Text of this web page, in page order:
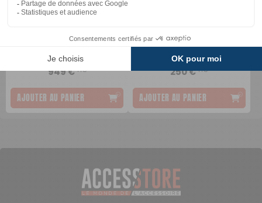
Auvent indépendant
gonflable Lantana Air
1 349 €
949 €TTC
AJOUTER AU PANIER
Comparer
250 €TTC
AJOUTER AU PANIER